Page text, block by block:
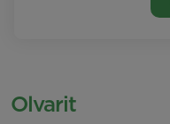
Olvarit